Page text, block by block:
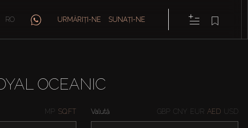
RO URMĂRIȚI-NE SUNAȚI-NE
OCEANIC
MP SQ.FT Valută GBP CNY EUR AED USD